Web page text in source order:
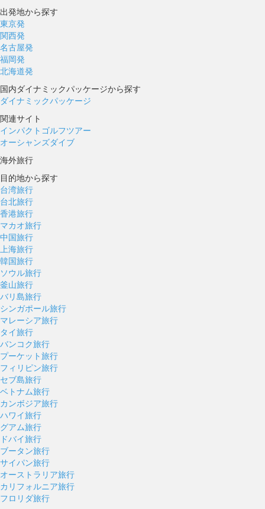
出発地から探す
東京発
関西発
名古屋発
福岡発
北海道発
国内ダイナミックパッケージから探す
ダイナミックパッケージ
関連サイト
インパクトゴルフツアー
オーシャンズダイブ
海外旅行
目的地から探す
台湾旅行
台北旅行
香港旅行
マカオ旅行
中国旅行
上海旅行
韓国旅行
ソウル旅行
釜山旅行
バリ島旅行
シンガポール旅行
マレーシア旅行
タイ旅行
バンコク旅行
プーケット旅行
フィリピン旅行
セブ島旅行
ベトナム旅行
カンボジア旅行
ハワイ旅行
グアム旅行
ドバイ旅行
ブータン旅行
サイパン旅行
オーストラリア旅行
カリフォルニア旅行
フロリダ旅行